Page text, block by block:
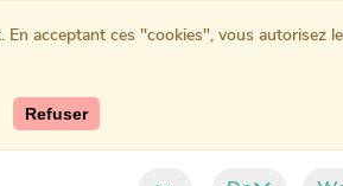
acceptant ces "cookies", vous autorisez
Refuser